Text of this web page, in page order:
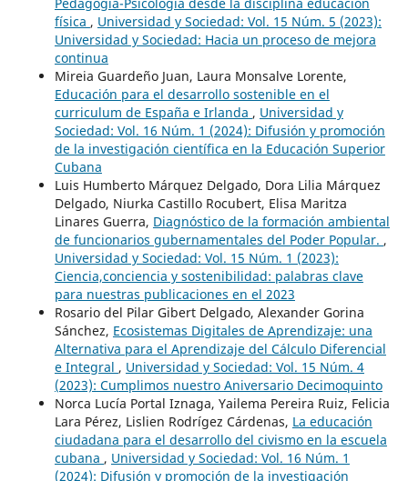
física , Universidad y Sociedad: Vol. 15 Núm. 5 (2023):
Universidad y Sociedad: Hacia un proceso de mejora
continua
Mireia Guardeño Juan, Laura Monsalve Lorente,
Educación para el desarrollo sostenible en el
curriculum de España e Irlanda , Universidad y
Sociedad: Vol. 16 Núm. 1 (2024): Difusión y promoción
de la investigación científica en la Educación Superior
Cubana
Luis Humberto Márquez Delgado, Dora Lilia Márquez
Delgado, Niurka Castillo Rocubert, Elisa Maritza
Linares Guerra, Diagnóstico de la formación ambiental
de funcionarios gubernamentales del Poder Popular. ,
Universidad y Sociedad: Vol. 15 Núm. 1 (2023):
Ciencia,conciencia y sostenibilidad: palabras clave
para nuestras publicaciones en el 2023
Rosario del Pilar Gibert Delgado, Alexander Gorina
Sánchez, Ecosistemas Digitales de Aprendizaje: una
Alternativa para el Aprendizaje del Cálculo Diferencial
e Integral , Universidad y Sociedad: Vol. 15 Núm. 4
(2023): Cumplimos nuestro Aniversario Decimoquinto
Norca Lucía Portal Iznaga, Yailema Pereira Ruiz, Felicia
Lara Pérez, Lislien Rodrígez Cárdenas, La educación
ciudadana para el desarrollo del civismo en la escuela
cubana , Universidad y Sociedad: Vol. 16 Núm. 1
(2024): Difusión y promoción de la investigación